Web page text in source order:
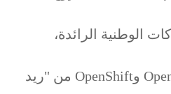
الوطنية الرائدة،
باستخدام تقنيات OpenStack وOpenShift من "ريد